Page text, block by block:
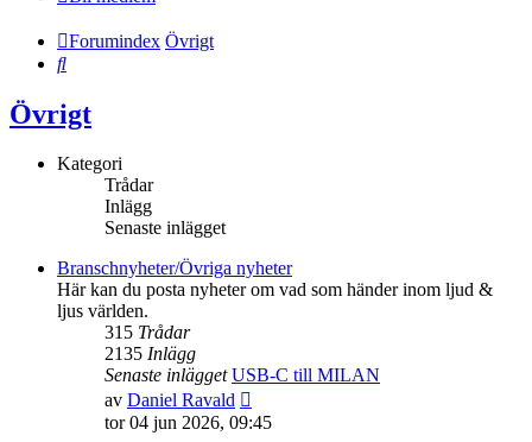
Forumindex Övrigt
Sök
Övrigt
Kategori
Trådar
Inlägg
Senaste inlägget
Branschnyheter/Övriga nyheter
Här kan du posta nyheter om vad som händer inom ljud &
ljus världen.
315 Trådar
2135 Inlägg
Senaste inlägget USB-C till MILAN
av Daniel Ravald
till
tor 04 jun 2026, 09:45